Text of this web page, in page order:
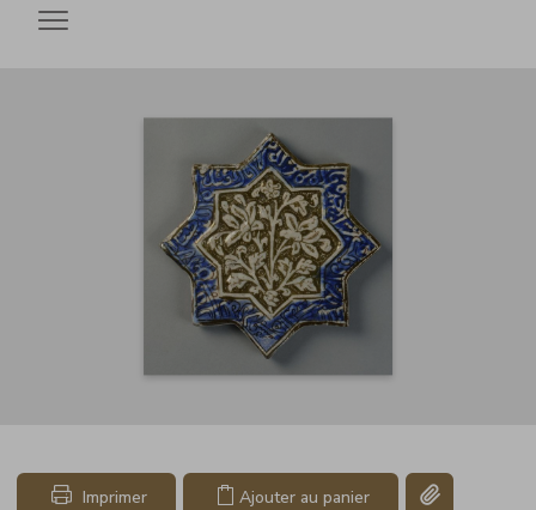
Ouvrir le menu
Imprimer Ajouter au panier Copier le lien